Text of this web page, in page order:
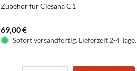
Zubehör für Clesana C1
69,00 €
Sofort versandfertig. Lieferzeit 2-4 Tage.